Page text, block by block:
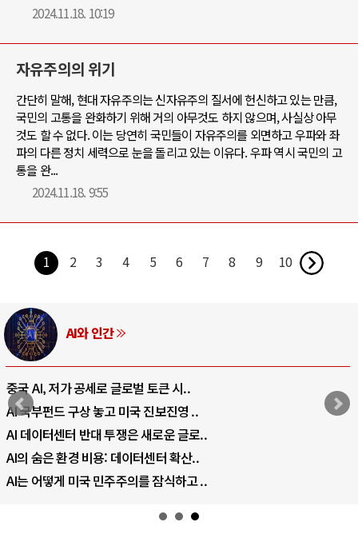
2024.11.18. 10:19
자유주의의 위기
간단히 말해, 현대 자유주의는 신자유주의 질서에 헌신하고 있는 만큼,
국민의 고통을 완화하기 위해 거의 아무것도 하지 않으며, 사실상 아무
것도 할 수 없다. 이는 당연히 국민들이 자유주의를 외면하고 우파와 좌
파의 다른 정치 세력으로 눈을 돌리고 있는 이유다. 우파 역시 국민의 고
통을 완...
2024.11.18. 9:55
1 2 3 4 5 6 7 8 9 10
AI와 인간
중국 AI, 저가 공세로 글로벌 토큰 시..
AI 국부펀드 구상 놓고 미국 진보진영 ..
AI 데이터센터 반대 투쟁은 새로운 글로..
AI의 숨은 환경 비용: 데이터센터 확산..
AI는 어떻게 미국 민주주의를 잠식하고 ..